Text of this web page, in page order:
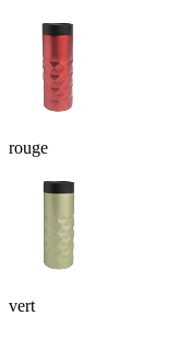
rouge
vert